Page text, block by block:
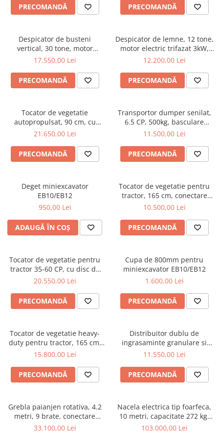
PRECOMANDĂ PRECOMANDĂ
Despicator de busteni
vertical, 30 tone, motor
electric trifazat/ priza tractor
17.550,00 Lei
PRECOMANDĂ
Despicator de lemne, 12 tone,
motor electric trifazat 3kW,
Ceccato Olindo SPLE12T
12.200,00 Lei
PRECOMANDĂ
Tocator de vegetatie
autopropulsat, 90 cm, cu
motor pe benzina, 15 CP,
21.650,00 Lei
PRECOMANDĂ
Transportor dumper senilat,
6.5 CP, 500kg, basculare
mecanica, Graecus D500
11.500,00 Lei
PRECOMANDĂ
Deget miniexcavator
EB10/EB12
950,00 Lei
ADAUGĂ ÎN COȘ
Tocator de vegetatie pentru
tractor, 165 cm, conectare
cardan tractor, MKD165
10.500,00 Lei
PRECOMANDĂ
Tocator de vegetatie pentru
tractor 35-60 CP, cu disc de
cosire lateral cu palpator, 155
Graecus ATK155-H
20.550,00 Lei
PRECOMANDĂ
Cupa de 800mm pentru
miniexcavator EB10/EB12
1.600,00 Lei
PRECOMANDĂ
Tocator de vegetatie heavy-
duty pentru tractor, 165 cm,
conectare cardan tractor,
15.800,00 Lei
PRECOMANDĂ
Distribuitor dublu de
ingrasaminte granulare si
material antiderapant, sistem
tractor, 2L1500H
11.550,00 Lei
PRECOMANDĂ
Grebla paianjen rotativa, 4.2
metri, 9 brate, conectare
cardan tractor, Zeppelin 042Z
33.100,00 Lei
Nacela electrica tip foarfeca,
10 metri, capacitate 272 kg,
Magni ES1008AC+
103.000,00 Lei